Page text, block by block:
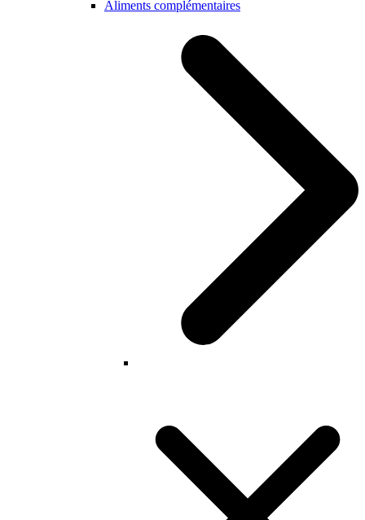
Aliments complémentaires